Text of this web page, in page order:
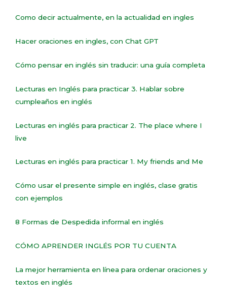
Como decir actualmente, en la actualidad en ingles
Hacer oraciones en ingles, con Chat GPT
Cómo pensar en inglés sin traducir: una guía completa
Lecturas en Inglés para practicar 3. Hablar sobre
cumpleaños en inglés
Lecturas en inglés para practicar 2. The place where I
live
Lecturas en inglés para practicar 1. My friends and Me
Cómo usar el presente simple en inglés, clase gratis
con ejemplos
8 Formas de Despedida informal en inglés
CÓMO APRENDER INGLÉS POR TU CUENTA
La mejor herramienta en línea para ordenar oraciones y
textos en inglés